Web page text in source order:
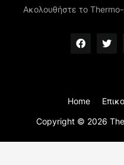
Ακολουθήστε το
Copyright © 2026
Home